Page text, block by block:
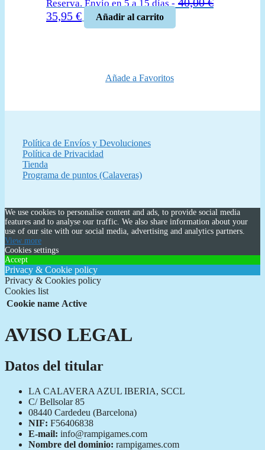
Reserva. Envío en 5 a 15 días -
El
35,95 €El
precio
Añadir al carrito
Añade a Favoritos
Política de Envíos y Devoluciones
Política de Privacidad
Tienda
Programa de puntos (Calaveras)
We use cookies to personalise content and ads, to provide social media
features and to analyse our traffic. We also share information about your
use of our site with our social media, advertising and analytics partners.
View more
Cookies settings
Accept
Privacy & Cookie policy
Privacy & Cookies policy
Cookies list
Cookie name Active
AVISO LEGAL
Datos del titular
LA CALAVERA AZUL IBERIA, SCCL
C/ Bellsolar 85
08440 Cardedeu (Barcelona)
NIF: F56406838
E-mail: info@rampigames.com
Nombre del dominio: rampigames.com